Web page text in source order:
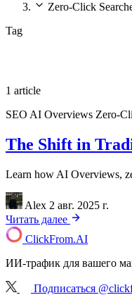
Zero-Click
Tag
1 article
SEO AI Overviews Zero-
The Shift in
Learn how AI Overviews,
Alex 2 авг. 2025 г.
Читать далее
ClickFrom.AI
ИИ-трафик для вашего
Подписаться